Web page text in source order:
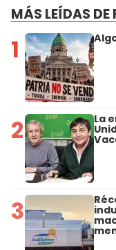
MÁS LEÍDAS DE
1
2 La
3